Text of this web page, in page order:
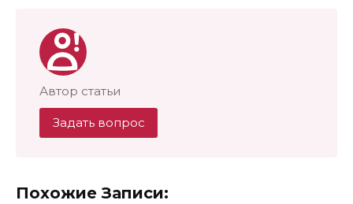
Автор статьи
Задать вопрос
Похожие Записи: